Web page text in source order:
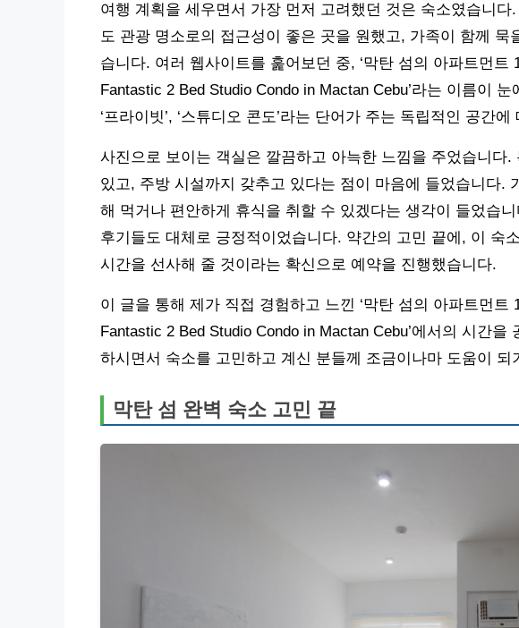
여행 계획을 세우면서 가장 먼저 고려했던 것은 숙소였습니
도 관광 명소로의 접근성이 좋은 곳을 원했고, 가족이 함께 묵
습니다. 여러 웹사이트를 훑어보던 중, ‘막탄 섬의 아파트먼트
Fantastic 2 Bed Studio Condo in Mactan Cebu’라는 이름이
‘프라이빗’, ‘스튜디오 콘도’라는 단어가 주는 독립적인 공간
사진으로 보이는 객실은 깔끔하고 아늑한 느낌을 주었습니다.
있고, 주방 시설까지 갖추고 있다는 점이 마음에 들었습니다.
해 먹거나 편안하게 휴식을 취할 수 있겠다는 생각이 들었습
후기들도 대체로 긍정적이었습니다. 약간의 고민 끝에, 이 숙
시간을 선사해 줄 것이라는 확신으로 예약을 진행했습니다.
이 글을 통해 제가 직접 경험하고 느낀 ‘막탄 섬의 아파트먼트
Fantastic 2 Bed Studio Condo in Mactan Cebu’에서의 시간
하시면서 숙소를 고민하고 계신 분들께 조금이나마 도움이 되
막탄 섬 완벽 숙소 고민 끝